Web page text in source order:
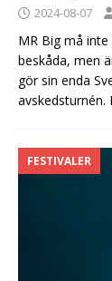
2024-08-07
MR Big må
beskåda, men
gör sin enda
avskedsturnén.
FESTIVALER